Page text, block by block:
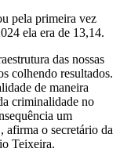
pela primeira vez
ela era de 13,14.
das nossas
colhendo resultados.
de maneira
criminalidade no
um
afirma o secretário da
Teixeira.